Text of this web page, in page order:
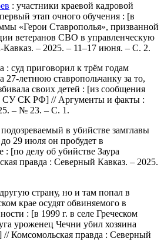
: участники краевой кадровой
этап очного обучения : [в
«Герои Ставрополья», призванной
ветеранов СВО в управленческую
– 2025. – 11–17 июня. – С. 2.
: суд приговорил к трём годам
летнюю ставропольчанку за то,
своих детей : [из сообщения
СУ СК РФ] // Аргументы и факты :
– № 23. – С. 1.
в убийстве замглавы
29 июля он пробудет в
: [по делу об убийстве Заура
правда : Северный Кавказ. – 2025.
страну, но и там попал в
крае осудят обвиняемого в
: [в 1999 г. в селе Греческом
уроженец Чечни убил хозяина
// Комсомольская правда : Северный